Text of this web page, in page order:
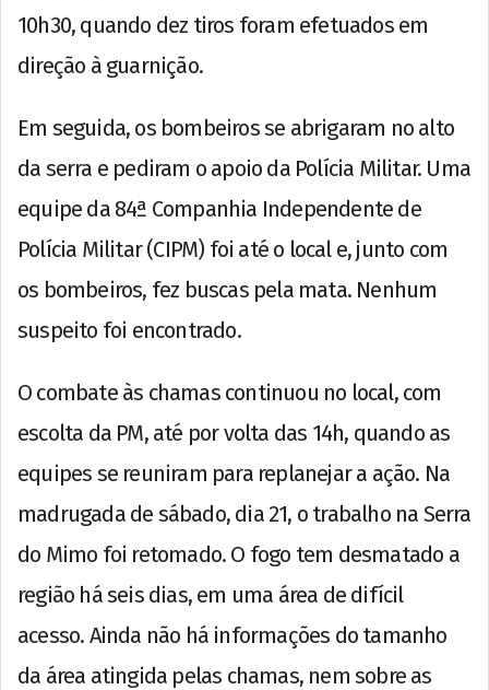
10h30, quando dez tiros foram efetuados em
direção à guarnição.
Em seguida, os bombeiros se abrigaram no alto
da serra e pediram o apoio da Polícia Militar. Uma
equipe da 84ª Companhia Independente de
Polícia Militar (CIPM) foi até o local e, junto com
os bombeiros, fez buscas pela mata. Nenhum
suspeito foi encontrado.
O combate às chamas continuou no local, com
escolta da PM, até por volta das 14h, quando as
equipes se reuniram para replanejar a ação. Na
madrugada de sábado, dia 21, o trabalho na Serra
do Mimo foi retomado. O fogo tem desmatado a
região há seis dias, em uma área de difícil
acesso. Ainda não há informações do tamanho
da área atingida pelas chamas, nem sobre as